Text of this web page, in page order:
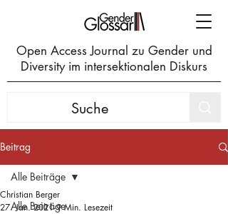
Open Access Journal zu Gender und
Diversity im intersektionalen Diskurs
Beitrag
Alle Beiträge
Alle Beiträge
Christian Berger
27. Jan. 2021 9 Min. Lesezeit